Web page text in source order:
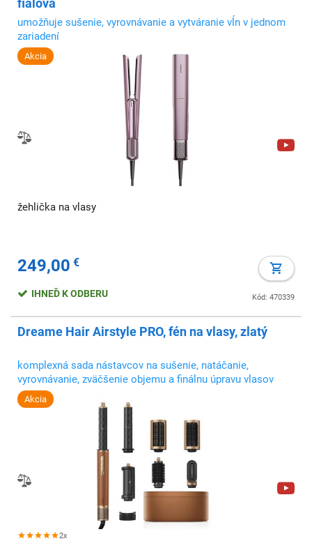
fialová
umožňuje sušenie, vyrovnávanie a vytváranie vĺn v jednom
zariadení
Akcia
žehlička na vlasy
249,00 €
Kód: 470339
IHNEĎ K ODBERU
Dreame Hair Airstyle PRO, fén na vlasy, zlatý
komplexná sada nástavcov na sušenie, natáčanie,
vyrovnávanie, zväčšenie objemu a finálnu úpravu vlasov
Akcia
2x